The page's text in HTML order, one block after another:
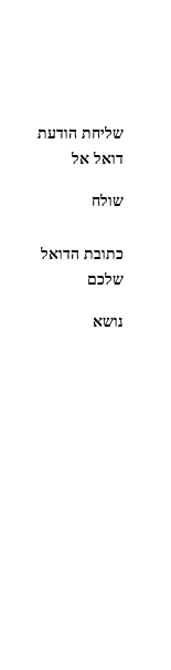
שליחת הודעת
דואל אל
שולח
כתובת הדואל
שלכם
נושא